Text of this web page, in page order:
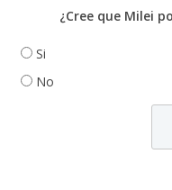
¿Cree que Milei
Si
No